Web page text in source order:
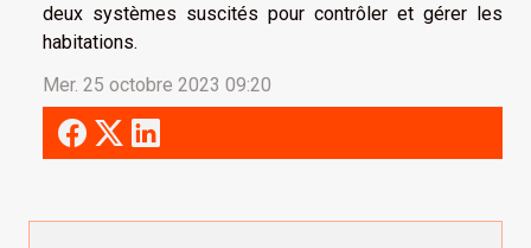
deux systèmes suscités pour contrôler et gérer les
habitations.
Mer. 25 octobre 2023 09:20